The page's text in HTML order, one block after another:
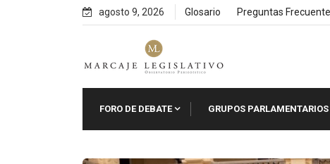
agosto 9, 2026 Glosario Preguntas
FORO DE DEBATE GRUPOS PARLAMENTARIOS